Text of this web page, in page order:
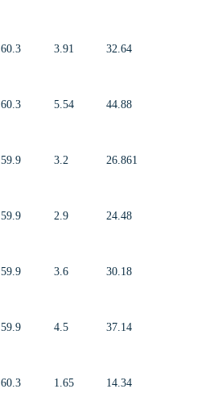
60.3 3.91 32.64
60.3 5.54 44.88
59.9 3.2 26.861
59.9 2.9 24.48
59.9 3.6 30.18
59.9 4.5 37.14
60.3 1.65 14.34